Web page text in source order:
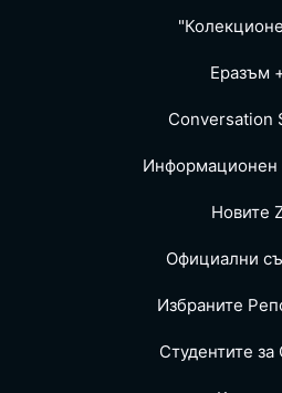
Еразъм
Conversation
Информационен
Новите
Официални
Избраните
Студентите за